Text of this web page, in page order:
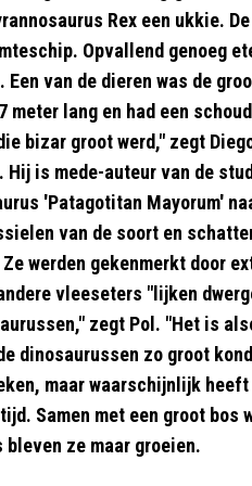
Rex een ukkie.
Opvallend genoeg
van de dieren was de
lang en had een
bizar groot werd," zegt
is mede-auteur van de
'Patagotitan Mayorum'
van de soort en
werden gekenmerkt door
vleeseters "lijken
zegt Pol. "Het is
dinosaurussen zo groot
maar waarschijnlijk
Samen met een groot bos
ze maar groeien.